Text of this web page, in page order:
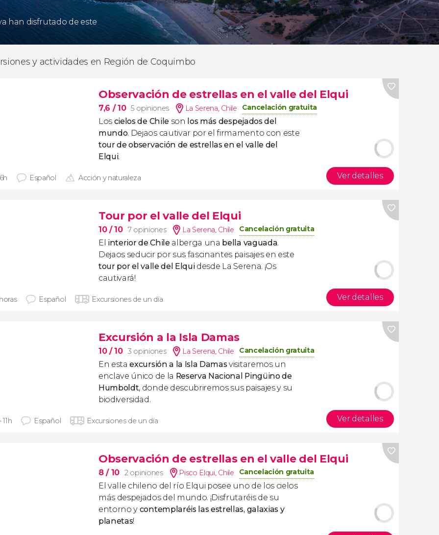
han disfrutado de este
y actividades en Región de Coquimbo
Observación de estrellas en el valle del Elqui
7,6 / 10 5 opiniones La Serena, Chile Cancelación gratuita
Los cielos de Chile son los más despejados del
mundo. Dejaos cautivar por el firmamento con este
tour de observación de estrellas en el valle del
Elqui.
Español Acción y naturaleza Ver detalles
Tour por el valle del Elqui
10/ 10 7 opiniones La Serena, Chile Cancelación gratuita
El interior de Chile alberga una bella vaguada.
Dejaos seducir por sus fascinantes paisajes en este
tour por el valle del Elquidesde La Serena. ¡Os
cautivará!
Español Excursiones de un día Ver detalles
Excursión a la Isla Damas
10/ 10 3 opiniones La Serena, Chile Cancelación gratuita
En estaexcursión a la Isla Damasvisitaremos un
enclave único de la Reserva Nacional Pingüino de
Humboldt, donde descubriremos sus paisajes y su
biodiversidad.
11h Español Excursiones de un día Ver detalles
Observación de estrellas en el valle del Elqui
8/ 10 2 opiniones Pisco Elqui, Chile Cancelación gratuita
El valle chileno del río Elqui posee uno de los cielos
más despejados del mundo. ¡Disfrutaréis de su
entorno y contemplaréis las estrellas, galaxias y
planetas!